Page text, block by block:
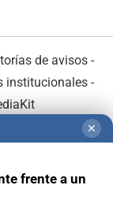
de avisos -
institucionales-
✕
frente a un